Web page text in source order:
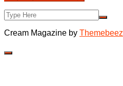
Cream Magazine by Themebeez